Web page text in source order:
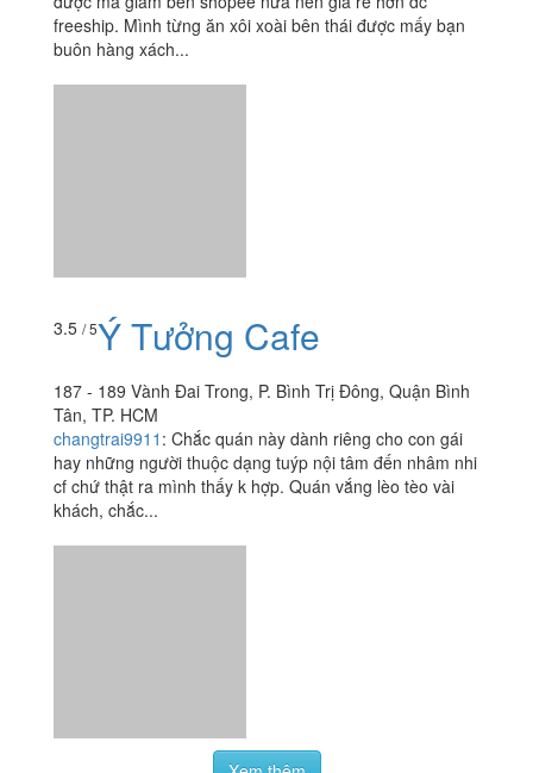
305/13/57 Lê Văn Quới, P. Bình Trị Đông, Quận Bình
Tân, TP. HCM
3.5/ 5Ý Tưởng Cafe
187 - 189 Vành Đai Trong, P. Bình Trị Đông, Quận Bình
Tân, TP. HCM